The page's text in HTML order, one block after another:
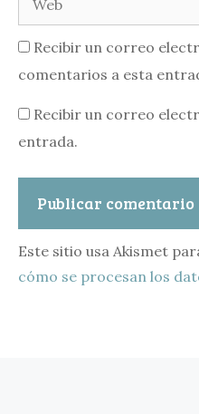
Recibir un correo
comentarios a esta
Recibir un correo
entrada.
Este sitio usa Akismet
cómo se procesan los